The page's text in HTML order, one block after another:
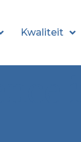
Kwaliteit